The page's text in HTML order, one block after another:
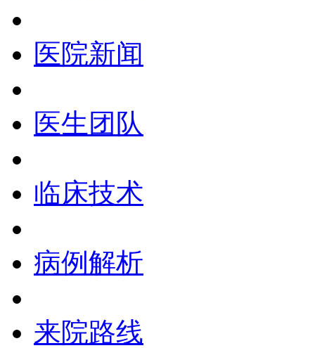
医院新闻
医生团队
临床技术
病例解析
来院路线